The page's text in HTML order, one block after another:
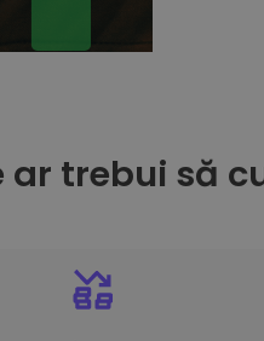
ar trebui să